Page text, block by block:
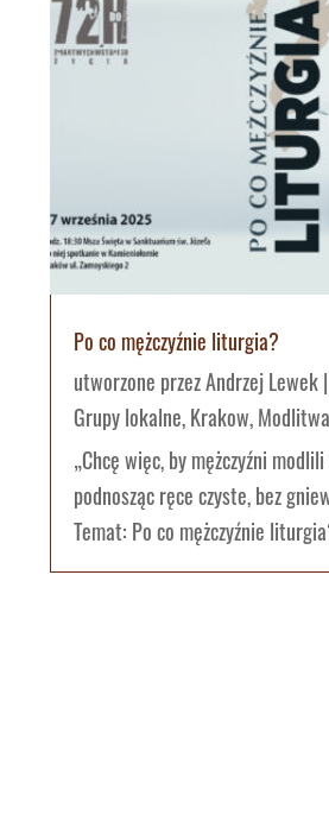
Po co mężczyźnie liturgia?
utworzone przezAndrzej Lewek|
Grupy lokalne,Krakow,Modlitwa
„Chcę więc, by mężczyźni
podnosząc ręce czyste, bez
Temat: Po co mężczyźnie